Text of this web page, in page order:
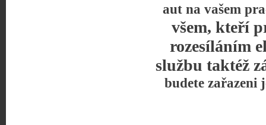
aut na vašem
všem, kteří
rozesíláním
službu taktéž
budete zařazeni